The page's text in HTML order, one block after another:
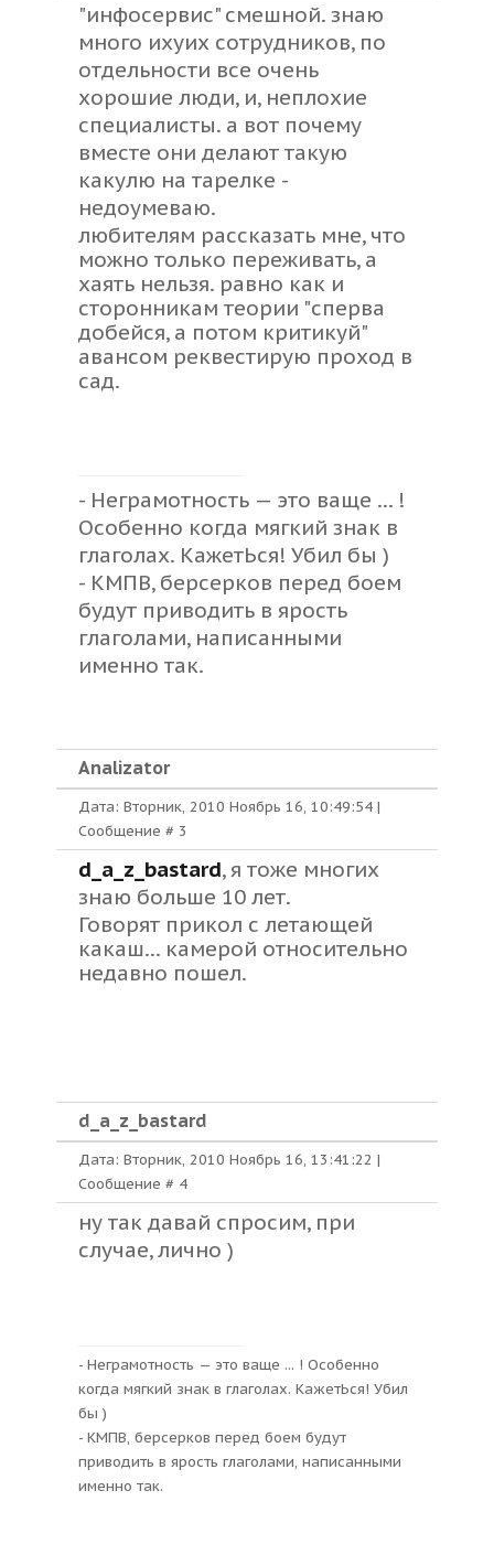
"инфосервис" смешной. знаю
много ихуих сотрудников, по
отдельности все очень
хорошие люди, и, неплохие
специалисты. а вот почему
вместе они делают такую
какулю на тарелке -
недоумеваю.
любителям рассказать мне, что
можно только переживать, а
хаять нельзя. равно как и
сторонникам теории "сперва
добейся, а потом критикуй"
авансом реквестирую проход в
сад.
- Неграмотность — это ваще ... !
Особенно когда мягкий знак в
глаголах. КажетЬся! Убил бы )
- КМПВ, берсерков перед боем
будут приводить в ярость
глаголами, написанными
именно так.
Analizator
Дата: Вторник, 2010 Ноябрь 16, 10:49:54 |
Сообщение # 3
d_a_z_bastard, я тоже многих
знаю больше 10 лет.
Говорят прикол с летающей
какаш... камерой относительно
недавно пошел.
d_a_z_bastard
Дата: Вторник, 2010 Ноябрь 16, 13:41:22 |
Сообщение # 4
ну так давай спросим, при
случае, лично )
- Неграмотность — это ваще ... ! Особенно
когда мягкий знак в глаголах. КажетЬся! Убил
бы )
- КМПВ, берсерков перед боем будут
приводить в ярость глаголами, написанными
именно так.